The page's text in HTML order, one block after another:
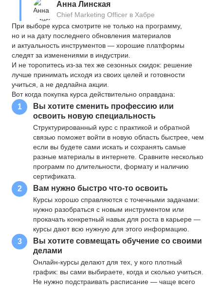
Анна Линская
Chief Marketing Officer в Хабре
При выборе курса смотрите не только на программу,
но и на дату последнего обновления материалов
и актуальность инструментов — хорошие платформы
следят за изменениями в индустрии.
И не торопитесь из-за тех же сезонных скидок: решение
лучше принимать исходя из своих целей и готовности
учиться, а не дедлайна акции.
Вот когда покупка курса действительно оправдана:
1
Вы хотите сменить профессию или
освоить новую специальность
Структурированный курс с практикой и обратной
связью поможет войти в новую область быстрее, чем
если вы будете сами искать и сохранять самые
разные материалы в интернете. Сравните несколько
программ по длительности, формату и наличию
сертификата.
2 Вам нужно быстро что-то освоить
Курсы хорошо справляются с точечными задачами:
нужно разобраться с новым инструментом или
прокачать конкретный навык для роста в карьере —
курсы дают всю нужную для этого информацию.
3
Вы хотите совмещать обучение со своими
делами
Онлайн-курсы делают для тех, у кого плотный
график: вы сами выбираете, когда и сколько учиться.
Не нужно подстраивать расписание — чаще всего